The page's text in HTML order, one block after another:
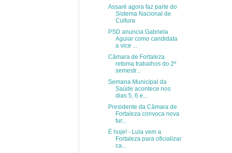
Assaré agora faz parte do
Sistema Nacional de
Cultura
PSD anuncia Gabriela
Aguiar como candidata
a vice ...
Câmara de Fortaleza
retoma trabalhos do 2º
semestr...
Semana Municipal da
Saúde acontece nos
dias 5, 6 e...
Presidente da Câmara de
Fortaleza convoca nova
tur...
É hoje! - Lula vem a
Fortaleza para oficializar
ca...